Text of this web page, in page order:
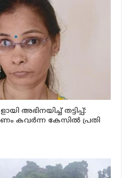
അഭിനയിച്ച് തട്ടിപ്പ്:
കവർന്ന കേസിൽ പ്രതി